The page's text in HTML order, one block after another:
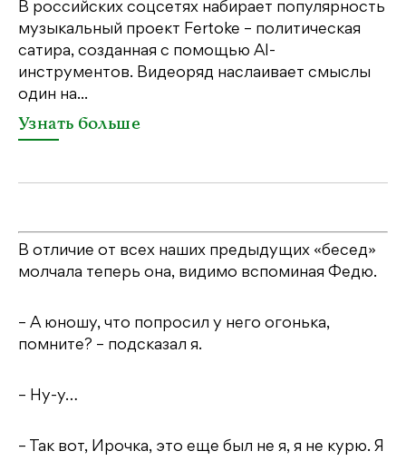
В российских соцсетях набирает популярность
музыкальный проект Fertoke – политическая
сатира, созданная с помощью AI-
инструментов. Видеоряд наслаивает смыслы
один на...
Узнать больше
В отличие от всех наших предыдущих «бесед»
молчала теперь она, видимо вспоминая Федю.
– А юношу, что попросил у него огонька,
помните? – подсказал я.
– Ну-у…
– Так вот, Ирочка, это еще был не я, я не курю. Я